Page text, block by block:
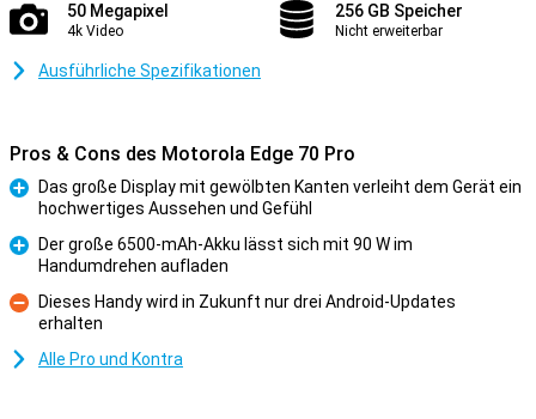
50 Megapixel
4k Video
256 GB Speicher
Nicht erweiterbar
Ausführliche Spezifikationen
Pros & Cons des Motorola Edge 70 Pro
Das große Display mit gewölbten Kanten verleiht dem Gerät ein
hochwertiges Aussehen und Gefühl
Der große 6500-mAh-Akku lässt sich mit 90 W im
Handumdrehen aufladen
Kontra
Dieses Handy wird in Zukunft nur drei Android-Updates
erhalten
Alle Pro und Kontra